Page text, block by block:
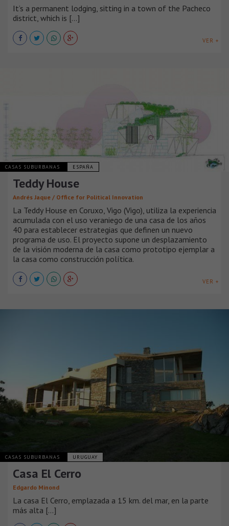
It’s a permanent lodging, sitting in a town of the Pacheco
district, which is [...]
VER +
CASAS SUBURBANAS ESPAÑA
Teddy House
Andrés Jaque / Office for Political Innovation
La Teddy House en Coruxo, Vigo (Vigo), utiliza la experiencia
acumulada con el uso veraniego de una casa de los años
40 para establecer estrategias que definen un nuevo
programa de uso. El proyecto supone un desplazamiento
de la visión moderna de la casa como prototipo ejemplar a
la casa como construcción política.
VER +
CASAS SUBURBANAS URUGUAY
Casa El Cerro
Edgardo Minond
La casa El Cerro, emplazada a 15 km. del mar, en la parte
más alta [...]